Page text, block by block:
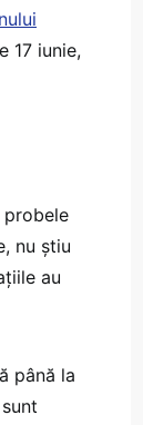
17 iunie,
probele
nu știu
au
până la